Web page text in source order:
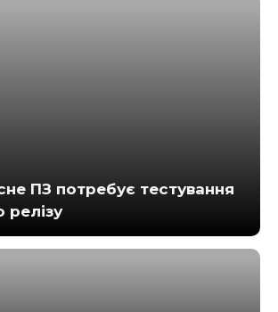
ПЗ потребує тестування
релізу